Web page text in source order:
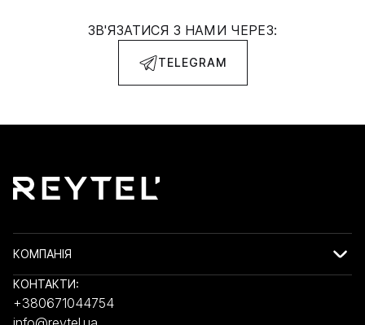
ЗВ'ЯЗАТИСЯ З НАМИ ЧЕРЕЗ:
TELEGRAM
КОМПАНІЯ
КОНТАКТИ:
+380671044754